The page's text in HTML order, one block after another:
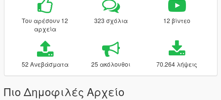
Του αρέσουν 12
αρχεία
323 σχόλια 12 βίντεο
52 Ανεβάσματα 25 ακόλουθοι 70.264 λήψεις
Πιο Δημοφιλές Αρχείο